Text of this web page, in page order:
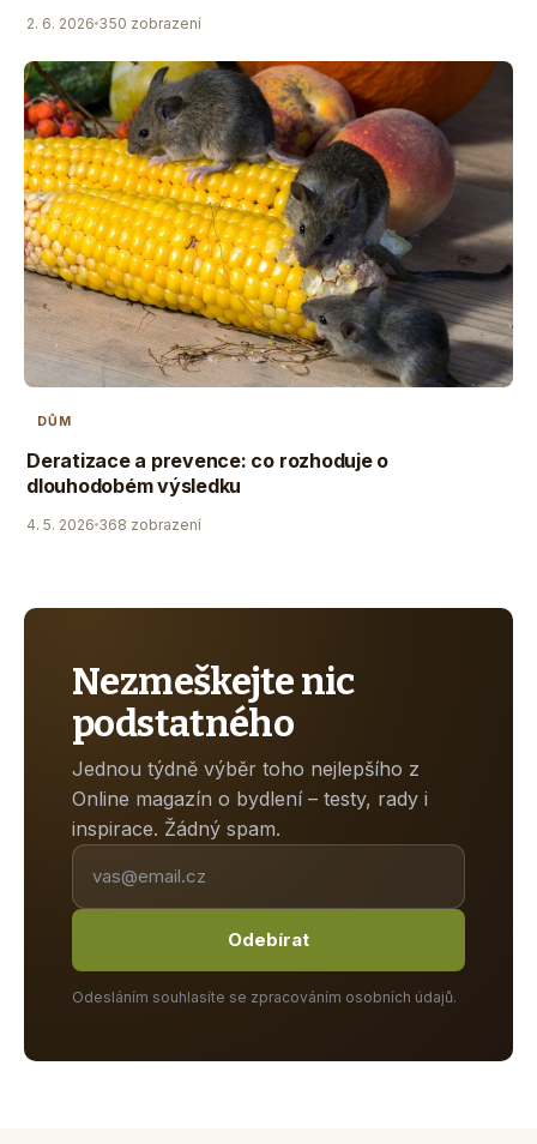
2. 6. 2026 350 zobrazení
DŮM
Deratizace a prevence: co rozhoduje o
dlouhodobém výsledku
4. 5. 2026 368 zobrazení
Nezmeškejte nic
podstatného
Jednou týdně výběr toho nejlepšího z
Online magazín o bydlení – testy, rady i
inspirace. Žádný spam.
Odebírat
Odesláním souhlasíte se zpracováním osobních údajů.